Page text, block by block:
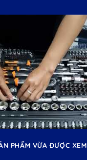
PHẨM VỪA ĐƯỢC XEM